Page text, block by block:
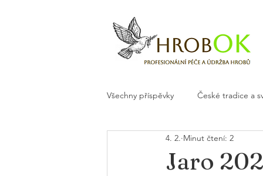
Všechny příspěvky České tradice a
Květiny a dekorace na hrob
Jaro
4. 2. Minut čtení: 2